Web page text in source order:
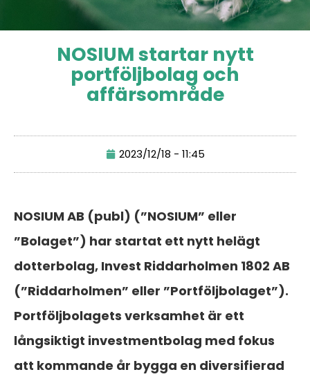
NOSIUM startar nytt
portföljbolag och
affärsområde
2023/12/18 - 11:45
NOSIUM AB (publ) (”NOSIUM” eller
”Bolaget”) har startat ett nytt helägt
dotterbolag, Invest Riddarholmen 1802 AB
(”Riddarholmen” eller ”Portföljbolaget”).
Portföljbolagets verksamhet är ett
långsiktigt investmentbolag med fokus
att kommande år bygga en diversifierad